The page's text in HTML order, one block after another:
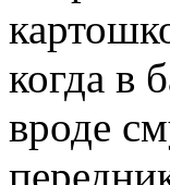
когда в
вроде